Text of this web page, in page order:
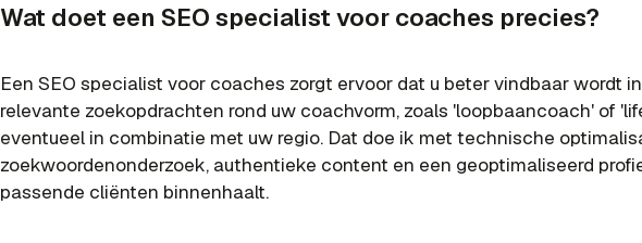
Wat doet een SEO specialist voor coaches precies?
Een SEO specialist voor coaches zorgt ervoor dat u beter vindbaar wordt
relevante zoekopdrachten rond uw coachvorm, zoals 'loopbaancoach' of
eventueel in combinatie met uw regio. Dat doe ik met technische
zoekwoordenonderzoek, authentieke content en een geoptimaliseerd
passende cliënten binnenhaalt.